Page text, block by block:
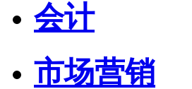
会计
市场营销